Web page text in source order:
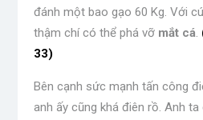
đánh một bao gạo 60 Kg. Với
thậm chí có thể phá vỡ mắt cá.
33)
Bên cạnh sức mạnh tấn công
anh ấy cũng khá điên rồ. Anh